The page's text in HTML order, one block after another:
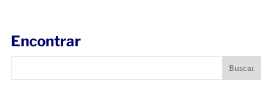
o
k
p
Encontrar